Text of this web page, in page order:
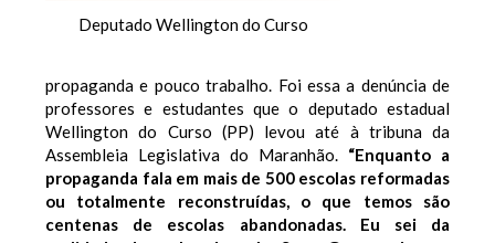
Deputado Wellington do Curso
propaganda e pouco trabalho. Foi essa a denúncia de
professores e estudantes que o deputado estadual
Wellington do Curso (PP) levou até à tribuna da
Assembleia Legislativa do Maranhão. “Enquanto a
propaganda fala em mais de 500 escolas reformadas
ou totalmente reconstruídas, o que temos são
centenas de escolas abandonadas. Eu sei da